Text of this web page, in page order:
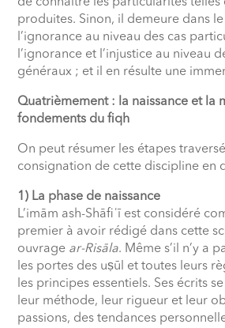
produites. Sinon, il demeure dans
l’ignorance au niveau des cas
l’ignorance et l’injustice au niveau
généraux ; et il en résulte une
Quatrièmement : la naissance et la
fondements du fiqh
On peut résumer les étapes
consignation de cette discipline en
1) La phase de naissance
L’imām ash-Shāfiʿī est considéré
premier à avoir rédigé dans cette
ouvrage ar-Risāla. Même s’il n’y a
les portes des uṣūl et toutes leurs
les principes essentiels. Ses écrits
leur méthode, leur rigueur et leur
passions, des tendances